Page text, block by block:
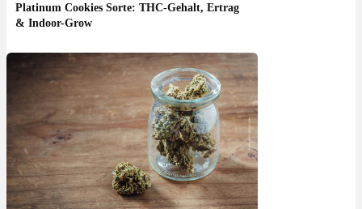
Platinum Cookies Sorte: THC-Gehalt, Ertrag
& Indoor-Grow